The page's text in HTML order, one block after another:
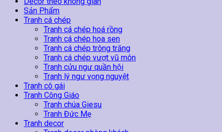
Trời
Đỏ
lượng
Sản Phẩm
Tranh cá chép
Tranh cá chép hoá rồng
Tranh cá chép hoa sen
Tranh cá chép trông trăng
Tranh cá chép vượt vũ môn
Tranh cửu ngư quần hội
Tranh lý ngư vọng nguyệt
Tranh cô gái
Tranh Công Giáo
Tranh chúa Giesu
Tranh Đức Mẹ
Tranh decor